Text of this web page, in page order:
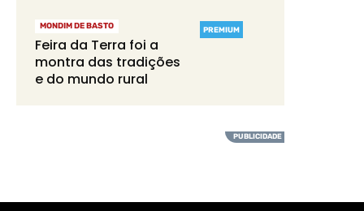
PREMIUM
MONDIM DE BASTO
Feira da Terra foi a
montra das tradições
e do mundo rural